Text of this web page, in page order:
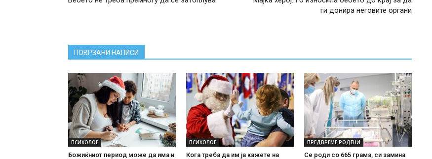
ги донира неговите органи
ПОВРЗАНИ НАПИСИ
ПСИХОЛОГ
Божиќниот период може да има и
ПСИХОЛОГ
Кога треба да им ја кажете на
ПРЕДВРЕМЕ РОДЕНИ
Се роди со 665 грама, си замина